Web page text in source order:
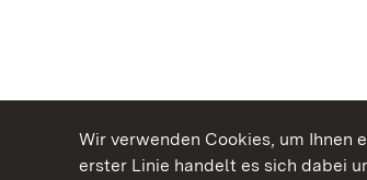
Wir verwenden Cookies, um Ihnen
erster Linie handelt es sich dabei